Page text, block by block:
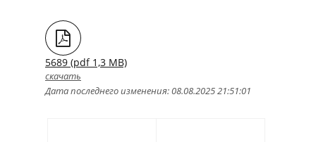
5689 (pdf 1,3 MB)
скачать
Дата последнего изменения: 08.08.2025 21:51:01